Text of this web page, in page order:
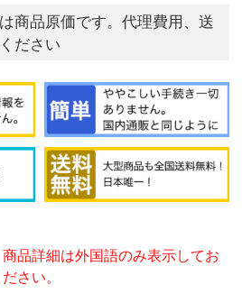
商品原価です。代理費用、送
ださい
品詳細は外国語のみ表示してお
さい。